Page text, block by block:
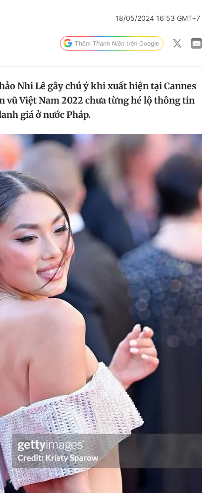
18/05/2024 16:53 GMT+7
Nhi Lê gây chú ý khi xuất hiện tại Cannes
vũ Việt Nam 2022 chưa từng hé lộ thông tin
giá ở nước Pháp.